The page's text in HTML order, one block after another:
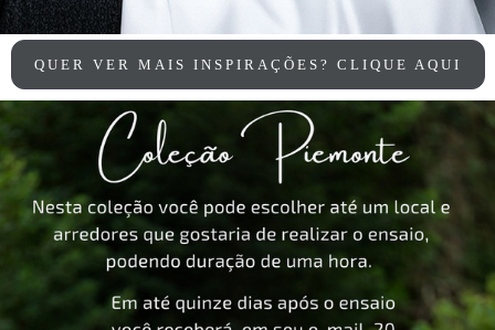
QUER VER MAIS INSPIRAÇÕES? CLIQUE AQUI